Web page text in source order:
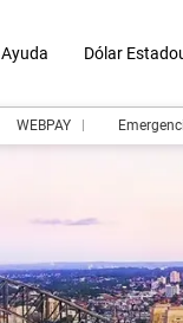
Ayuda Dólar
WEBPAY